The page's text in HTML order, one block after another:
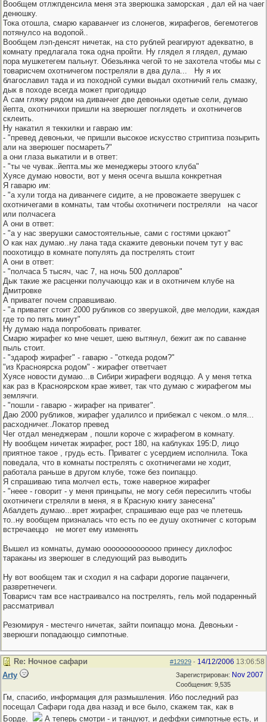
Вообщем отлжпденсила меня эта зверюшка заморская , дал ей на чаег
денюшку.
Тока отошла, смарю караванчег из слонегов, жирафегов, бегемотегов
потянулсо на водопой..
Вообщем лэп-денсят ничетак, на сто рублей реагируют адекватно, в
комнату предлагала тока одна пройти. Ну глядел я глядел, думаю
пора мушкетегем пальнут. Обезьянка чегой то не захотела чтобы мы с
товарисчем охотничегом постреляли в два дула...
Ну я их
благославил тада и из походной сумки выдал охотничий гель смазку,
дык в походе всегда может пригодиццо
А сам гляжу рядом на диванчег две девоньки одетые сели, думаю
йепта, охотничихи пришли на зверюшег поглядеть и охотничегов
склеить.
Ну накатил я теккилки и гавраю им:
- "превед девоньки, че пришли высокое искусство стриптиза позырить
али на зверюшег посмареть?"
а они глаза выкатили и в ответ:
- "ты че чувак..йепта.мы же менеджеры этоого клуба"
Хуясе думаю новости, вот у меня осечга вышла конкретная
Я гаварю им:
- "а хули тогда на диванчеге сидите, а не провожаете зверушек с
охотничегами в комнаты, там чтобы охотничеги постреляли
на часог
или полчасега
А они в ответ:
- "а у нас зверушки самостоятельные, сами с гостями цокают"
О как нах думаю..ну лана тада скажите девоньки почем тут у вас
поохотиццо в комнате популять да пострелять стоит
А они в ответ:
- "полчаса 5 тысяч, час 7, на ночь 500 долларов"
Дык такие же расценки получаюццо как и в охотничем клубе на
Дмитровке
А приватег почем справшиваю.
- "а приватег стоит 2000 рубликов со зверушкой, две мелодии, каждая
где то по пять минут"
Ну думаю нада попробовать приватег.
Смарю жирафег ко мне чешет, шею вытянул, бежит аж по саванне
пыль стоит.
- "здароф жирафег" - гаварю - "откеда родом?"
"из Красноярска родом" - жирафег ответчает
Хуясе новости думаю...в Сибири жирафеги водяццо. А у меня тетка
как раз в Красноярском крае живет, так что думаю с жирафегом мы
землячги.
- "пошли - гаварю - жирафег на приватег".
Даю 2000 рубликов, жирафег удалилсо и прибежал с чеком..о мля...
расходничег..Локатор превед
Чег отдал менеджерам , пошли короче с жирафегом в комнату.
Ну вообщем ничетак жирафег, рост 180, на каблуках 195:D, лицо
приятное такое , грудь есть. Приватег с усердием исполнила. Тока
поведала, что в комнаты пострелять с охотничегами не ходит,
работала раньше в другом клубе, тоже без поипаццо.
Я спрашиваю типа молчел есть, тоже наверное жирафег
- "неее - говорит - у меня принцыпы, не могу себя пересилить чтобы
охотничеги стреляли в меня, я в Красную книгу занесена"
Абалдеть думаю...врет жирафег, спрашиваю еще раз че плетешь
то..ну вообщем призналась что есть по ее душу охотничег с которым
встречаеццо
не могет ему изменять
Вышел из комнаты, думаю оооооооооооооо принесу дихлофос
тараканы из зверюшег в следующий раз выводить
Ну вот вообщем так и сходил я на сафари дорогие пацанчеги,
развретнечеги.
Товарисч там все настраивалсо на пострелять, гель мой подаренный
рассматривал
Резюмируя - местечго ничетак, зайти поипаццо мона. Девоньки -
зверюшги попадаюццо симпотные.
#12929 - 14/12/2006 13:06:58
Re: Ночное сафари
Зарегистрирован: Nov 2007
Сообщения: 9,535
Arty
Гм, спасибо, информация для размышления. Ибо последний раз
посещал Сафари года два назад и все было, скажем так, как в
Борде.
А теперь смотри - и танцуют, и деффки симпотные есть, и